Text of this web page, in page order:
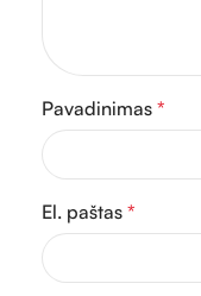
Pavadinimas *
El. paštas *